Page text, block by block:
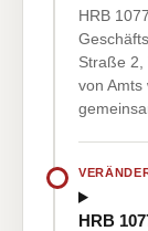
HRB
Straße 2,
von
HRB